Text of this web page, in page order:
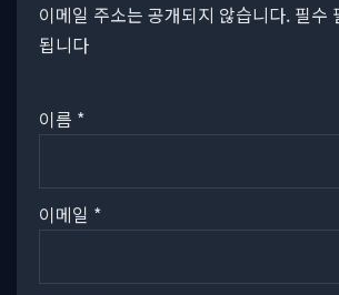
이메일 주소는 공개되지 않습니다. 필수
됩니다
이름 *
이메일 *